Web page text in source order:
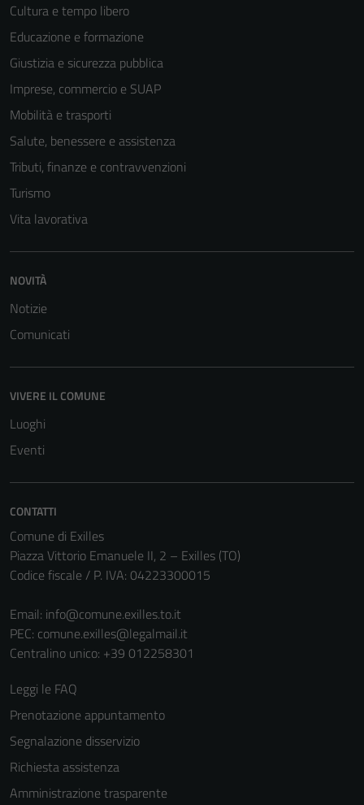
Cultura e tempo libero
Educazione e formazione
Giustizia e sicurezza pubblica
Imprese, commercio e SUAP
Mobilità e trasporti
Salute, benessere e assistenza
Tributi, finanze e contravvenzioni
Turismo
Vita lavorativa
NOVITÀ
Notizie
Comunicati
VIVERE IL COMUNE
Luoghi
Eventi
CONTATTI
Comune di Exilles
Piazza Vittorio Emanuele II, 2 – Exilles (TO)
Codice fiscale / P. IVA: 04223300015
Email: info@comune.exilles.to.it
PEC: comune.exilles@legalmail.it
Centralino unico: +39 012258301
Leggi le FAQ
Prenotazione appuntamento
Segnalazione disservizio
Richiesta assistenza
Amministrazione trasparente